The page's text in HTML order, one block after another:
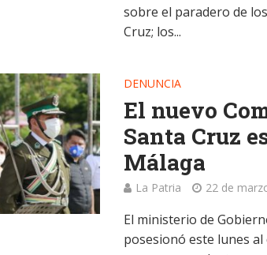
sobre el paradero de
Cruz; los...
DENUNCIA
El nuevo
Santa Cruz
Málaga
La Patria 22 de
El ministerio de
posesionó este lunes